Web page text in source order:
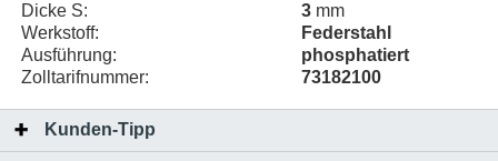
Dicke S:
3 mm
Werkstoff:
Federstahl
Ausführung:
phosphatiert
Zolltarifnummer:
73182100
Kunden-Tipp